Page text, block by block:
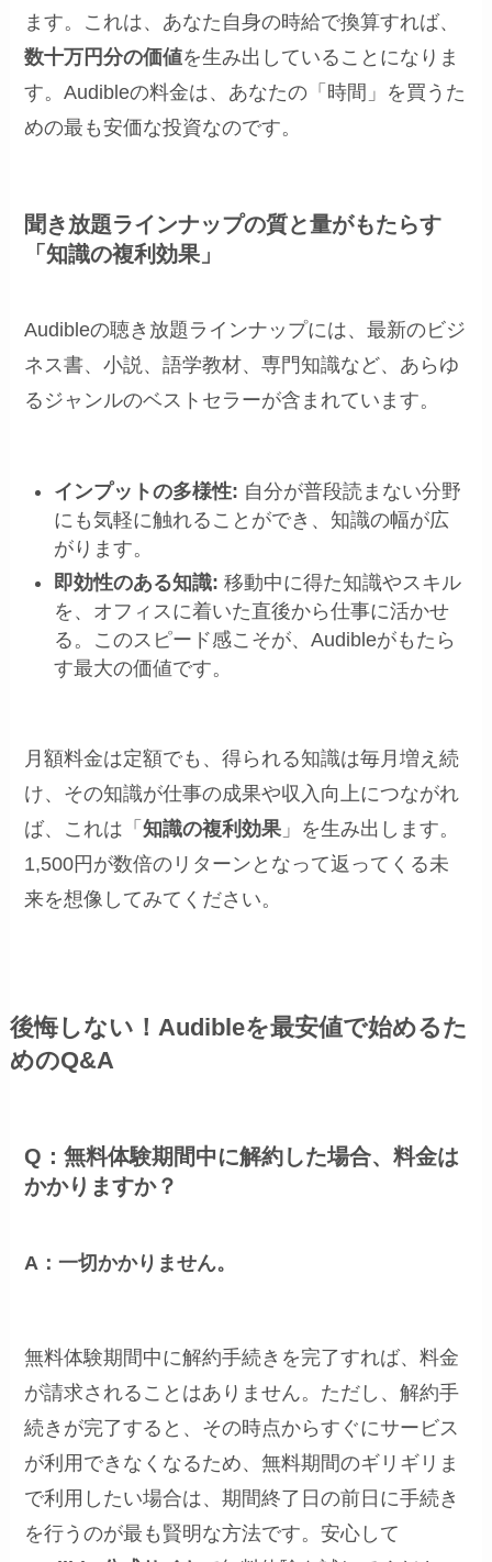
ます。これは、あなた自身の時給で換算すれば、
数十万円分の価値を生み出していることになりま
す。Audibleの料金は、あなたの「時間」を買うた
めの最も安価な投資なのです。
聞き放題ラインナップの質と量がもたらす
「知識の複利効果」
Audibleの聴き放題ラインナップには、最新のビジ
ネス書、小説、語学教材、専門知識など、あらゆ
るジャンルのベストセラーが含まれています。
インプットの多様性: 自分が普段読まない分野
にも気軽に触れることができ、知識の幅が広
がります。
即効性のある知識: 移動中に得た知識やスキル
を、オフィスに着いた直後から仕事に活かせ
る。このスピード感こそが、Audibleがもたら
す最大の価値です。
月額料金は定額でも、得られる知識は毎月増え続
け、その知識が仕事の成果や収入向上につながれ
ば、これは「知識の複利効果 」を生み出します。
1,500円が数倍のリターンとなって返ってくる未
来を想像してみてください。
後悔しない！Audibleを最安値で始めるた
めのQ&A
Q：無料体験期間中に解約した場合、料金は
かかりますか？
A：一切かかりません。
無料体験期間中に解約手続きを完了すれば、料金
が請求されることはありません。ただし、解約手
続きが完了すると、その時点からすぐにサービス
が利用できなくなるため、無料期間のギリギリま
で利用したい場合は、期間終了日の前日に手続き
を行うのが最も賢明な方法です。安心して